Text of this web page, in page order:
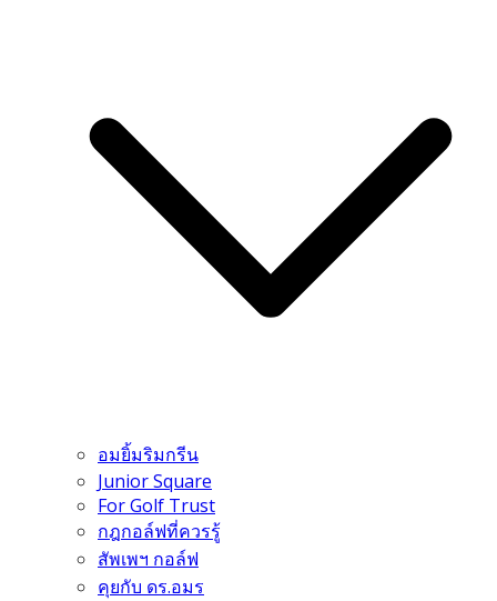
อมยิ้มริมกรีน
Junior Square
For Golf Trust
กฎกอล์ฟที่ควรรู้
สัพเพฯ กอล์ฟ
คุยกับ ดร.อมร